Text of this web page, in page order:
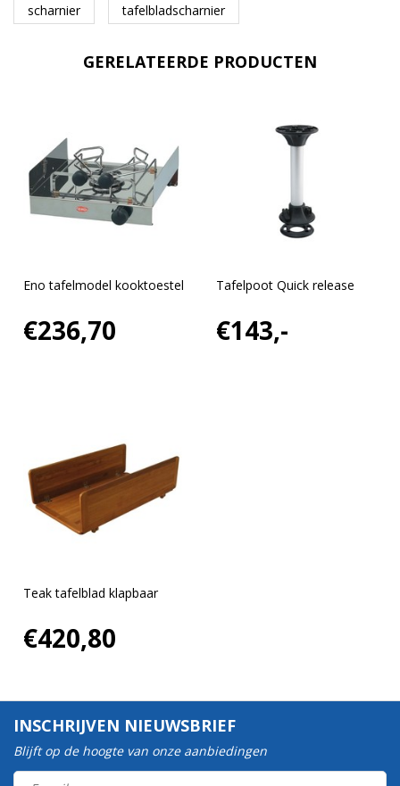
scharnier tafelbladscharnier
GERELATEERDE PRODUCTEN
Eno tafelmodel kooktoestel
€236,70
Tafelpoot Quick release
€143,-
Teak tafelblad klapbaar
€420,80
INSCHRIJVEN NIEUWSBRIEF
Blijft op de hoogte van onze aanbiedingen